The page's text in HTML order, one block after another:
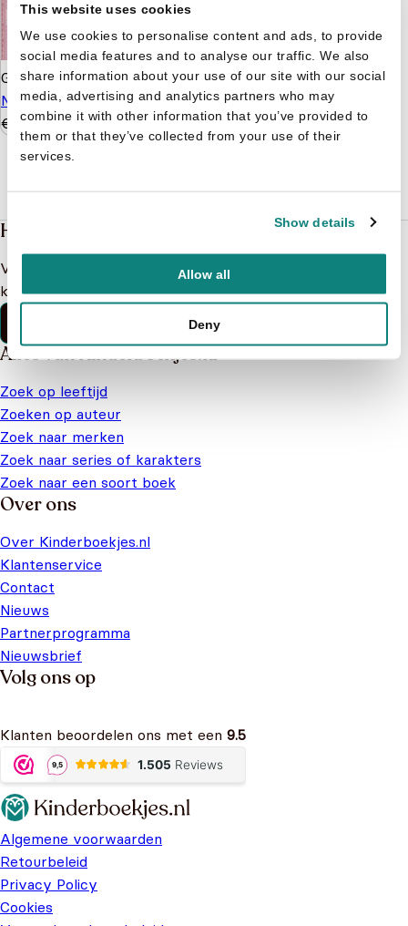
This website uses cookies
We use cookies to personalise content and ads, to provide
social media features and to analyse our traffic. We also
share information about your use of our site with our social
media, advertising and analytics partners who may
combine it with other information that you’ve provided to
them or that they’ve collected from your use of their
services.
Show details
Allow all
Deny
Gert VerhulstPrinsessia -
Mijn geheime invulboek
€
6,95
Heb je een vraag?
Vind binnen no-time antwoord op je vraag op onze
klantenservice pagina.
Alles van Kinderboekjes.nl
Zoek op leeftijd
Zoeken op auteur
Zoek naar merken
Zoek naar series of karakters
Zoek naar een soort boek
Over ons
Over Kinderboekjes.nl
Klantenservice
Contact
Nieuws
Partnerprogramma
Nieuwsbrief
Volg ons op
Klanten beoordelen ons met een 9.5
Algemene voorwaarden
Retourbeleid
Privacy Policy
Cookies